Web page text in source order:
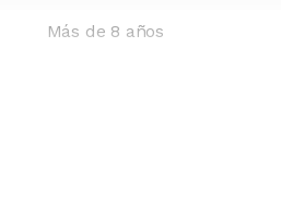
Más de 8 años